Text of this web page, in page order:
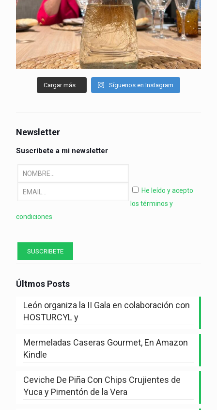
Cargar más… Síguenos en Instagram
Newsletter
Suscribete a mi newsletter
He leído y acepto
los términos y
condiciones
Últmos Posts
León organiza la II Gala en colaboración con
HOSTURCYL y
Mermeladas Caseras Gourmet, En Amazon
Kindle
Ceviche De Piña Con Chips Crujientes de
Yuca y Pimentón de la Vera